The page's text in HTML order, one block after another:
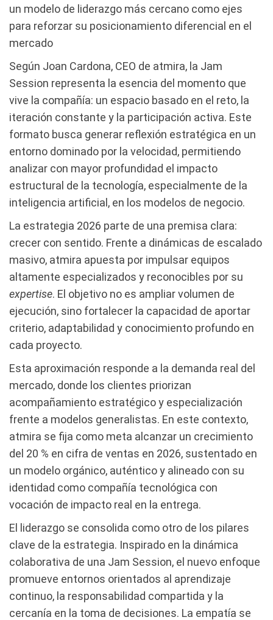
un modelo de liderazgo más cercano como ejes
para reforzar su posicionamiento diferencial en el
mercado
Según Joan Cardona, CEO de atmira, la Jam
Session representa la esencia del momento que
vive la compañía: un espacio basado en el reto, la
iteración constante y la participación activa. Este
formato busca generar reflexión estratégica en un
entorno dominado por la velocidad, permitiendo
analizar con mayor profundidad el impacto
estructural de la tecnología, especialmente de la
inteligencia artificial, en los modelos de negocio.
La estrategia 2026 parte de una premisa clara:
crecer con sentido. Frente a dinámicas de escalado
masivo, atmira apuesta por impulsar equipos
altamente especializados y reconocibles por su
expertise. El objetivo no es ampliar volumen de
ejecución, sino fortalecer la capacidad de aportar
criterio, adaptabilidad y conocimiento profundo en
cada proyecto.
Esta aproximación responde a la demanda real del
mercado, donde los clientes priorizan
acompañamiento estratégico y especialización
frente a modelos generalistas. En este contexto,
atmira se fija como meta alcanzar un crecimiento
del 20 % en cifra de ventas en 2026, sustentado en
un modelo orgánico, auténtico y alineado con su
identidad como compañía tecnológica con
vocación de impacto real en la entrega.
El liderazgo se consolida como otro de los pilares
clave de la estrategia. Inspirado en la dinámica
colaborativa de una Jam Session, el nuevo enfoque
promueve entornos orientados al aprendizaje
continuo, la responsabilidad compartida y la
cercanía en la toma de decisiones. La empatía se